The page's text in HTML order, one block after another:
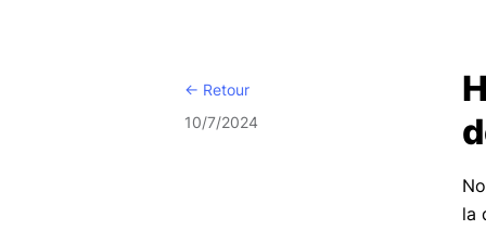
<- Retour
10/7/2024
la